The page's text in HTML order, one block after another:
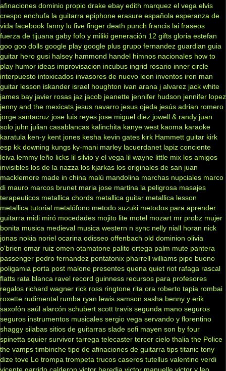
afinaciones dominio propio drake ebay edith marquez el vega elvis
crespo enchufa la guitarra epiphone erasure española esperanza de
vida facebook fanny lu five finger death punch francis lai fraseos
fuerza de tijuana gaby fofo y miliki generación 12 gifts gloria estefan
goo goo dolls google play google plus grupo fernandez guardian guia
guitar hero gusi halsey hammond handel himnos nacionales how to
play humor ideas improvisacion incubus ingrid rosario inner circle
interpuesto intoxicados invasores de nuevo leon inventos iron man
guitar lesson iskander israel houghton ivan arana j alvarez jack white
james bay javier rosas jaz jacob jeanette jennifer hudson jennifer lopez
jenny and the mexicats jesus navarro jesus ojeda jesús adrian romero
jorge santacruz jose luis reyes jose miguel diez jowell & randy juan
solo juhn julian casablancas kalinchita kanye west kaoma karaoke
karatula ken-y kent jones kesha kevin gates kirk Hammett guitar kirk
esp kk downing kungs ky-mani marley lacuerdanet lapiz conciente
leiva lemmy leño licks lil silvio y el vega lil wayne little mix los amigos
invisibles los de la nazza los kjarkas los originales de san juan
macklemore made in china malú mandolina marchas nupciales marco
di mauro marcos brunet maria jose martina la peligrosa masajes
terapeuticos metallica chords metallica guitar metallica lesson
metallica tutorial metalófono metodo suzuki metodos para aprender
guitarra midi miró mocedades mojito lite motel mozart mr probz mujer
bonita musica medieval musica western n sync nelly niall horan nick
jonas nokia noriel ocarina odisseo offenbach old dominion olivia
o'brien omar ruiz omen otamatone palito ortega palm mute pantera
passenger pedro fernandez pentatonix pharrell williams pipe bueno
poligamia porta post malone presentes quena quiet riot rafaga rascal
flatts rata blanca ravel record guinness recursos para profesores
regalos richard wagner rick ross ringtone rita ora roberto tapia rombai
roxette rudimental rumba ryan lewis samson sasha benny y erik
saxofón saúl alarcón schubert scott travis segunda mano seguros
seguros instrumentos musicales sergio vega servando y florentino
shaggy silabas sitios de guitarras slade sofi mayen son by four
spinetta squier survivor tarrega telecaster tercer cielo thalia the Police
the vamps timbiriche tipo de afinaciones de guitarra tips titanic tony
dize tove Lo trompa trompeta trucos caseros tutellus valentino verdi
vicente garrido calderon victor heredia victor manuelle victor y leo